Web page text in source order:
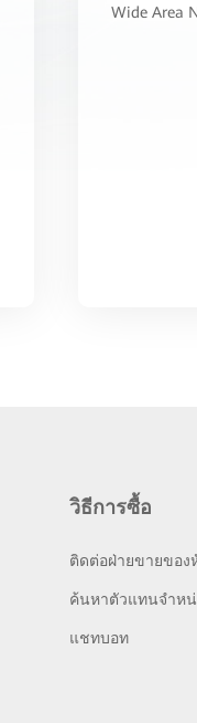
Wide Area
วิธีการซื้อ
ติดต่อฝ่ายขายของ
ค้นหาตัวแทนจำห
แชทบอท